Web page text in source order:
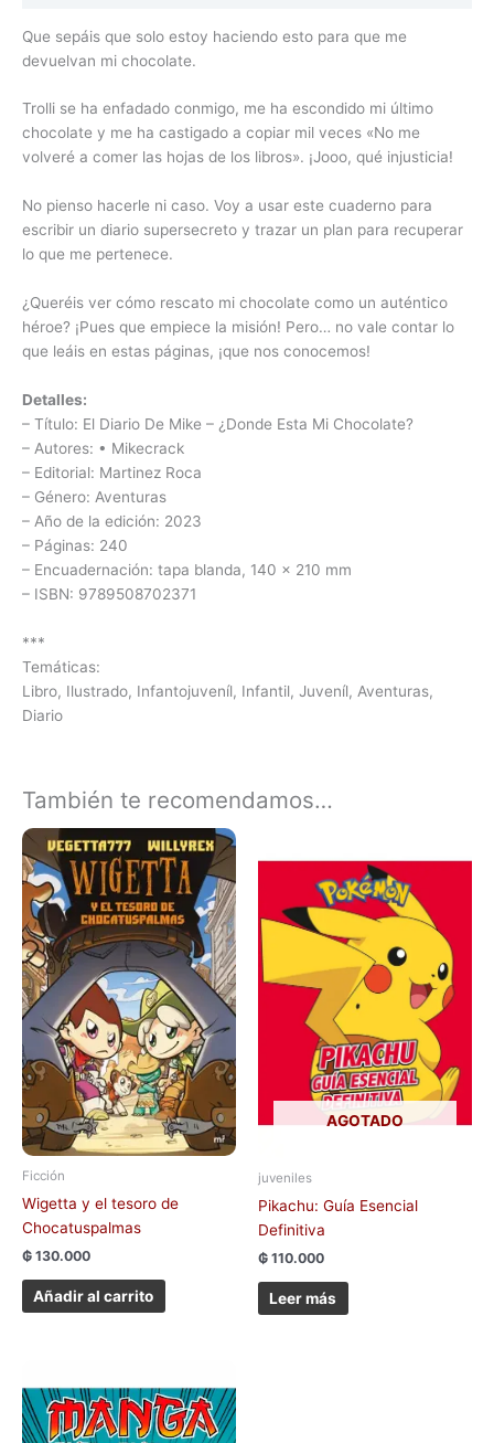
Que sepáis que solo estoy haciendo esto para que me
devuelvan mi chocolate.
Trolli se ha enfadado conmigo, me ha escondido mi último
chocolate y me ha castigado a copiar mil veces «No me
volveré a comer las hojas de los libros». ¡Jooo, qué injusticia!
No pienso hacerle ni caso. Voy a usar este cuaderno para
escribir un diario supersecreto y trazar un plan para recuperar
lo que me pertenece.
¿Queréis ver cómo rescato mi chocolate como un auténtico
héroe? ¡Pues que empiece la misión! Pero… no vale contar lo
que leáis en estas páginas, ¡que nos conocemos!
Detalles:
– Título: El Diario De Mike – ¿Donde Esta Mi Chocolate?
– Autores: • Mikecrack
– Editorial: Martinez Roca
– Género: Aventuras
– Año de la edición: 2023
– Páginas: 240
– Encuadernación: tapa blanda, 140 x 210 mm
– ISBN: 9789508702371
***
Temáticas:
Libro, Ilustrado, Infantojuveníl, Infantil, Juveníl, Aventuras,
Diario
También te recomendamos…
Ficción
Wigetta y el tesoro de
Chocatuspalmas
₲ 130.000
Añadir al carrito
AGOTADO
juveniles
Pikachu: Guía Esencial
Definitiva
₲ 110.000
Leer más